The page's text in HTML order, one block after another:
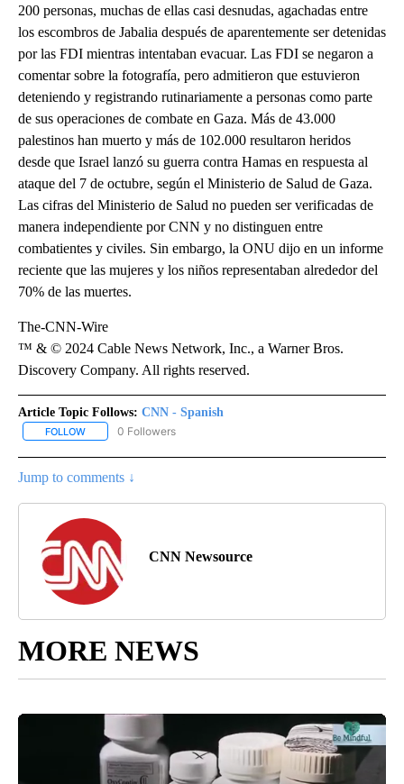
200 personas, muchas de ellas casi desnudas, agachadas entre
los escombros de Jabalia después de aparentemente ser detenidas
por las FDI mientras intentaban evacuar. Las FDI se negaron a
comentar sobre la fotografía, pero admitieron que estuvieron
deteniendo y registrando rutinariamente a personas como parte
de sus operaciones de combate en Gaza. Más de 43.000
palestinos han muerto y más de 102.000 resultaron heridos
desde que Israel lanzó su guerra contra Hamas en respuesta al
ataque del 7 de octubre, según el Ministerio de Salud de Gaza.
Las cifras del Ministerio de Salud no pueden ser verificadas de
manera independiente por CNN y no distinguen entre
combatientes y civiles. Sin embargo, la ONU dijo en un informe
reciente que las mujeres y los niños representaban alrededor del
70% de las muertes.
The-CNN-Wire
™ & © 2024 Cable News Network, Inc., a Warner Bros.
Discovery Company. All rights reserved.
Article Topic Follows: CNN - Spanish
FOLLOW FOLLOW "CNN - SPANISH" TO RECEIVE NOTIFICATIONS ABOUT
0 Followers
Jump to comments ↓
CNN Newsource
MORE NEWS